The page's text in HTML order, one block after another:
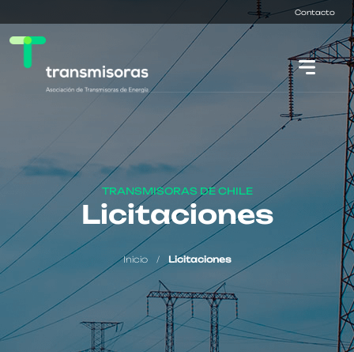
Contacto
TRANSMISORAS DE CHILE
Licitaciones
Inicio / Licitaciones